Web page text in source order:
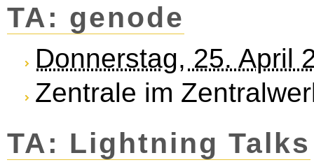
TA: genode
Donnerstag, 25. April
Zentrale im
TA: Lightning Talks